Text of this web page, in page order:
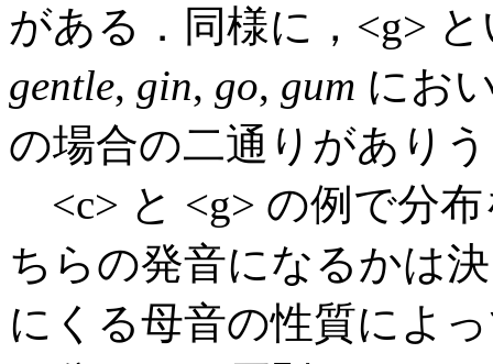
がある．同様に，<g>
gentle, gin, go, gum にお
の場合の二通りがあり
<c> と <g> の例で分
ちらの発音になるかは
にくる母音の性質によ